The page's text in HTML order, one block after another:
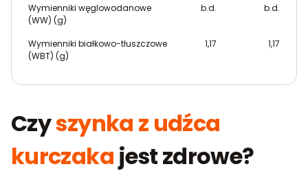
Wymienniki węglowodanowe
(WW) (g)
b.d. b.d.
Wymienniki białkowo-tłuszczowe
(WBT) (g)
1,17 1,17
Czyszynka z udźca
kurczaka jest zdrowe?